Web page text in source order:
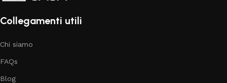
Collegamenti utili
Chi siamo
FAQs
Blog